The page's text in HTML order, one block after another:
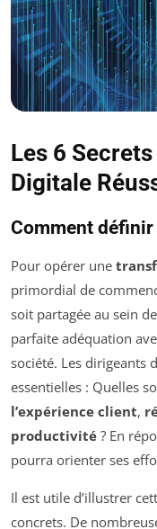
Les 6
Digitale
Comment
Pour opérer une
primordial de
soit partagée au sein
parfaite adéquation
société. Les dirigeants
essentielles : Quelles
l’expérience client,
productivité ? En
pourra orienter ses
Il est utile d’illustrer
concrets. De